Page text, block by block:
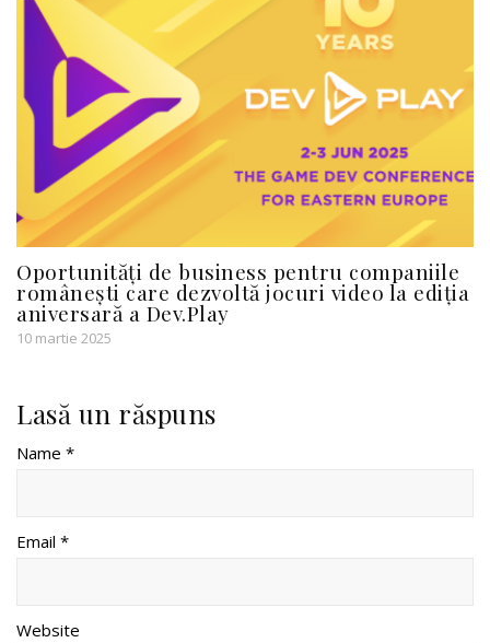
Oportunități de business pentru companiile
românești care dezvoltă jocuri video la ediția
aniversară a Dev.Play
10 martie 2025
Lasă un răspuns
Name *
Email *
Website